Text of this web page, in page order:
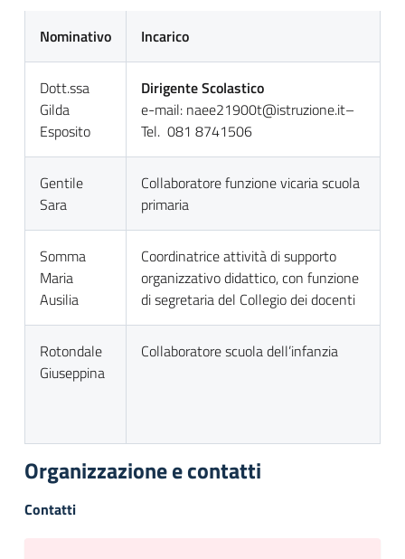
Nominativo Incarico
Dott.ssa
Gilda
Esposito
Dirigente Scolastico
e-mail: naee21900t@istruzione.it–
Tel. 081 8741506
Gentile
Sara
Collaboratore funzione vicaria scuola
primaria
Somma
Maria
Ausilia
Coordinatrice attività di supporto
organizzativo didattico, con funzione
di segretaria del Collegio dei docenti
Rotondale
Giuseppina
Collaboratore scuola dell’infanzia
Organizzazione e contatti
Contatti